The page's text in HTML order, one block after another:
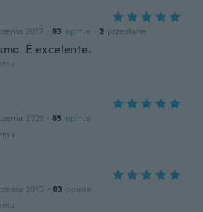
2017 · 83 opinie · 2 przesłane
É excelente.
2021 · 83 opinie
2015 · 83 opinie